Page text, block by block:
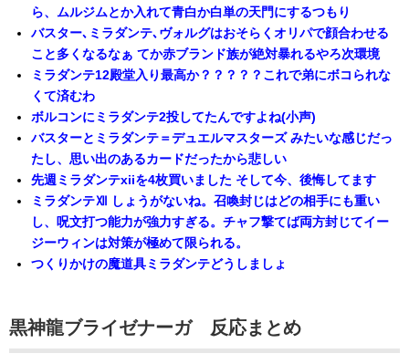
ら、ムルジムとか入れて青白か白単の天門にするつもり
バスター､ミラダンテ､ヴォルグはおそらくオリパで顔合わせる
こと多くなるなぁ てか赤ブランド族が絶対暴れるやろ次環境
ミラダンテ12殿堂入り最高か？？？？？これで弟にボコられな
くて済むわ
ボルコンにミラダンテ2投してたんですよね(小声)
バスターとミラダンテ＝デュエルマスターズ みたいな感じだっ
たし、思い出のあるカードだったから悲しい
先週ミラダンテxiiを4枚買いました そして今、後悔してます
ミラダンテⅫ しょうがないね。召喚封じはどの相手にも重い
し、呪文打つ能力が強力すぎる。チャフ撃てば両方封じてイー
ジーウィンは対策が極めて限られる。
つくりかけの魔道具ミラダンテどうしましょ
黒神龍ブライゼナーガ 反応まとめ